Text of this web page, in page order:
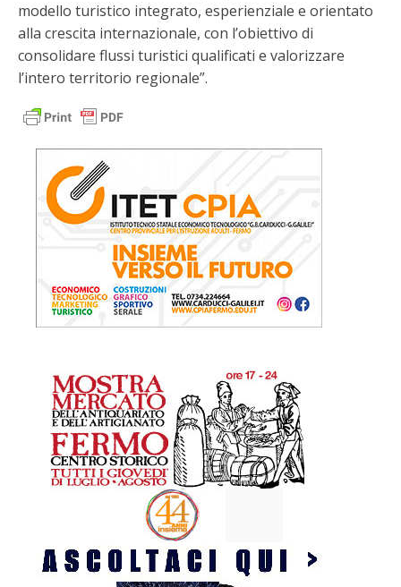
modello turistico integrato, esperienziale e orientato
alla crescita internazionale, con l’obiettivo di
consolidare flussi turistici qualificati e valorizzare
l’intero territorio regionale”.